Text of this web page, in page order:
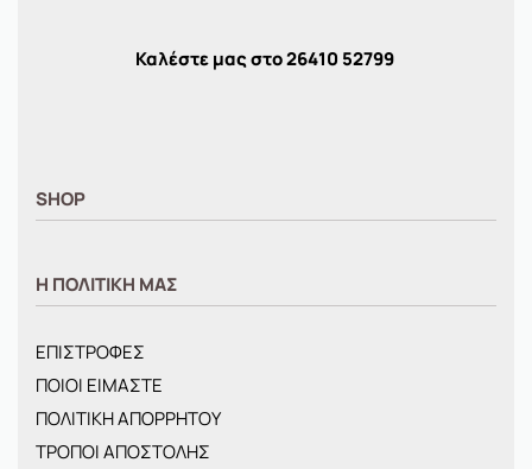
Καλέστε μας στο26410 52799
SHOP
ΓΥΝΑΙΚΕΙΑ
BRANDS
ΝΕΕΣ ΑΦΙΞΕΙΣ
OFFERS
ΤΣΑΝΤΕΣ
Η ΠΟΛΙΤΙΚΗ ΜΑΣ
ΕΠΙΣΤΡΟΦΕΣ
ΠΟΙΟΙ ΕΙΜΑΣΤΕ
ΠΟΛΙΤΙΚΗ ΑΠΟΡΡΗΤΟΥ
ΤΡΟΠΟΙ ΑΠΟΣΤΟΛΗΣ